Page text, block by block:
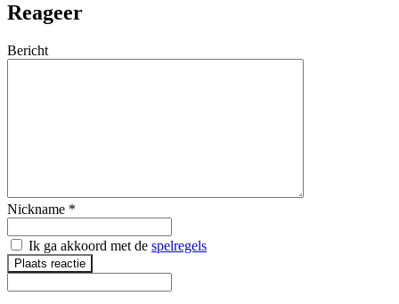
Reageer
Bericht
Nickname *
Ik ga akkoord met de spelregels
Plaats reactie